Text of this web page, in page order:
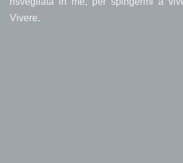
Vivere.